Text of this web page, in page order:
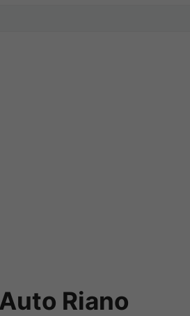
Riano